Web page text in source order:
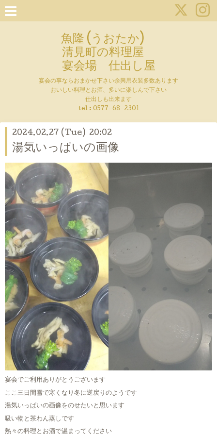
魚隆 (うおたか)
清見町の料理屋
宴会場 仕出し屋
宴会の事ならおまかせ下さい余興用衣装多数あります
おいしい料理とお酒、多いに楽しんで下さい
仕出しも出来ます
tel : 0577-68-2301
2024.02.27 (Tue) 20:02
湯気いっぱいの画像
宴会でご利用ありがとうございます
ここ三日間雪で寒くなり冬に逆戻りのようです
湯気いっぱいの画像をのせたいと思います
吸い物と茶わん蒸しです
熱々の料理とお酒で温まってください